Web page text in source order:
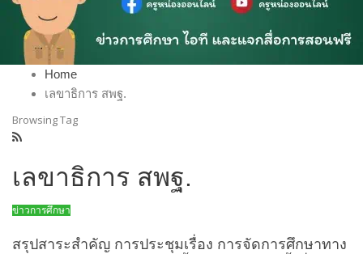
Home
เลขาธิการ สพฐ.
Browsing Tag
เลขาธิการ สพฐ.
ข่าวการศึกษา
สรุปสาระสำคัญ การประชุมเรื่อง การจัดการศึกษาทาง